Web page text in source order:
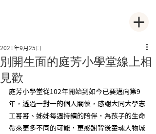
別開生面的庭芳小學堂線上相
見歡
2021年9月25日
庭芳小學堂從102年開始到如今已要邁向第9
年，透過一對一的個人關懷，感謝大同大學志
工哥哥、姊姊每週持續的陪伴，為孩子的生命
帶來更多不同的可能，更感謝背後靈魂人物城